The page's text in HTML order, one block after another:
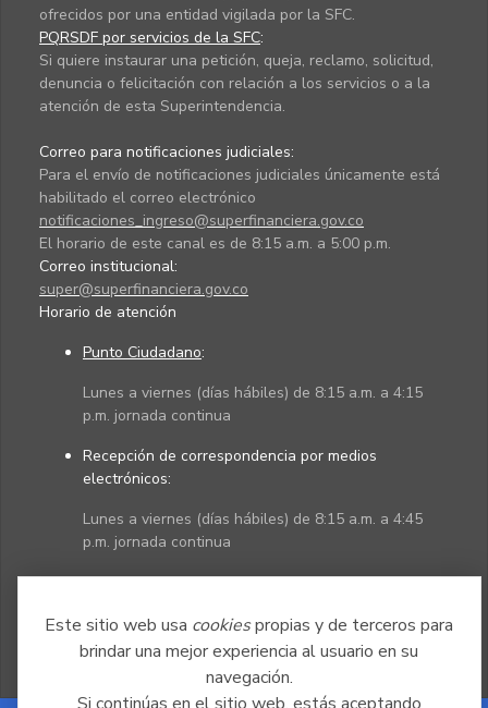
Este sitio web usa cookiespropias y de terceros para
brindar una mejor experiencia al usuario en su
navegación.
ofrecidos por una entidad vigilada por la SFC.
PQRSDF por servicios de la SFC:
Si quiere instaurar una petición, queja, reclamo, solicitud,
denuncia o felicitación con relación a los servicios o a la
atención de esta Superintendencia.
Correo para notificaciones judiciales:
Para el envío de notificaciones judiciales únicamente está
habilitado el correo electrónico
notificaciones_ingreso@superfinanciera.gov.co
El horario de este canal es de 8:15 a.m. a 5:00 p.m.
Correo institucional:
super@superfinanciera.gov.co
Horario de atención
Punto Ciudadano:
Lunes a viernes (días hábiles) de 8:15 a.m. a 4:15
p.m. jornada continua
Recepción de correspondencia por medios
electrónicos:
Lunes a viernes (días hábiles) de 8:15 a.m. a 4:45
p.m. jornada continua